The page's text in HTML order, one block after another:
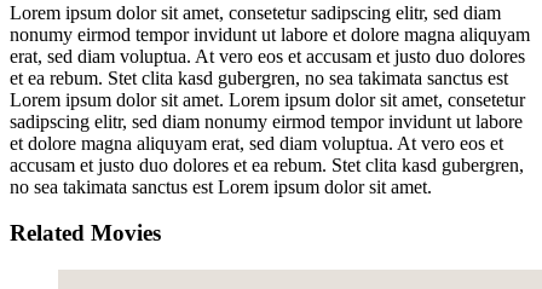
Lorem ipsum dolor sit amet, consetetur sadipscing elitr, sed diam
nonumy eirmod tempor invidunt ut labore et dolore magna aliquyam
erat, sed diam voluptua. At vero eos et accusam et justo duo dolores
et ea rebum. Stet clita kasd gubergren, no sea takimata sanctus est
Lorem ipsum dolor sit amet. Lorem ipsum dolor sit amet, consetetur
sadipscing elitr, sed diam nonumy eirmod tempor invidunt ut labore
et dolore magna aliquyam erat, sed diam voluptua. At vero eos et
accusam et justo duo dolores et ea rebum. Stet clita kasd gubergren,
no sea takimata sanctus est Lorem ipsum dolor sit amet.
Related Movies